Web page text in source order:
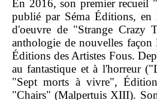
En 2016, son premier recueil
publié par Séma Éditions,
d'oeuvre de "Strange Crazy
anthologie de nouvelles
Éditions des Artistes Fous.
au fantastique et à l'horreur
"Sept morts à vivre",
"Chairs" (Malpertuis XIII).